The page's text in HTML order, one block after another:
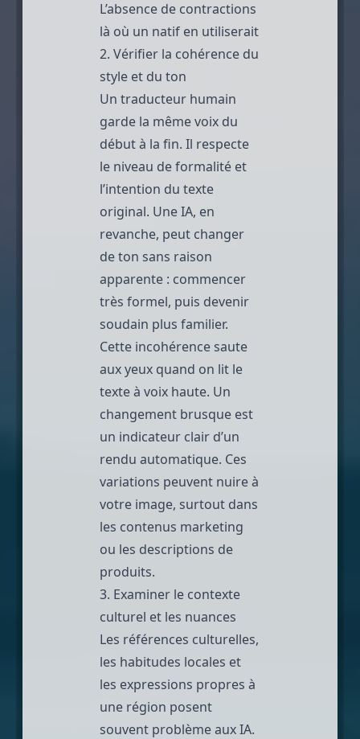
L’absence de contractions
là où un natif en utiliserait
2. Vérifier la cohérence du
style et du ton
Un traducteur humain
garde la même voix du
début à la fin. Il respecte
le niveau de formalité et
l’intention du texte
original. Une IA, en
revanche, peut changer
de ton sans raison
apparente : commencer
très formel, puis devenir
soudain plus familier.
Cette incohérence saute
aux yeux quand on lit le
texte à voix haute. Un
changement brusque est
un indicateur clair d’un
rendu automatique. Ces
variations peuvent nuire à
votre image, surtout dans
les contenus marketing
ou les descriptions de
produits.
3. Examiner le contexte
culturel et les nuances
Les références culturelles,
les habitudes locales et
les expressions propres à
une région posent
souvent problème aux IA.